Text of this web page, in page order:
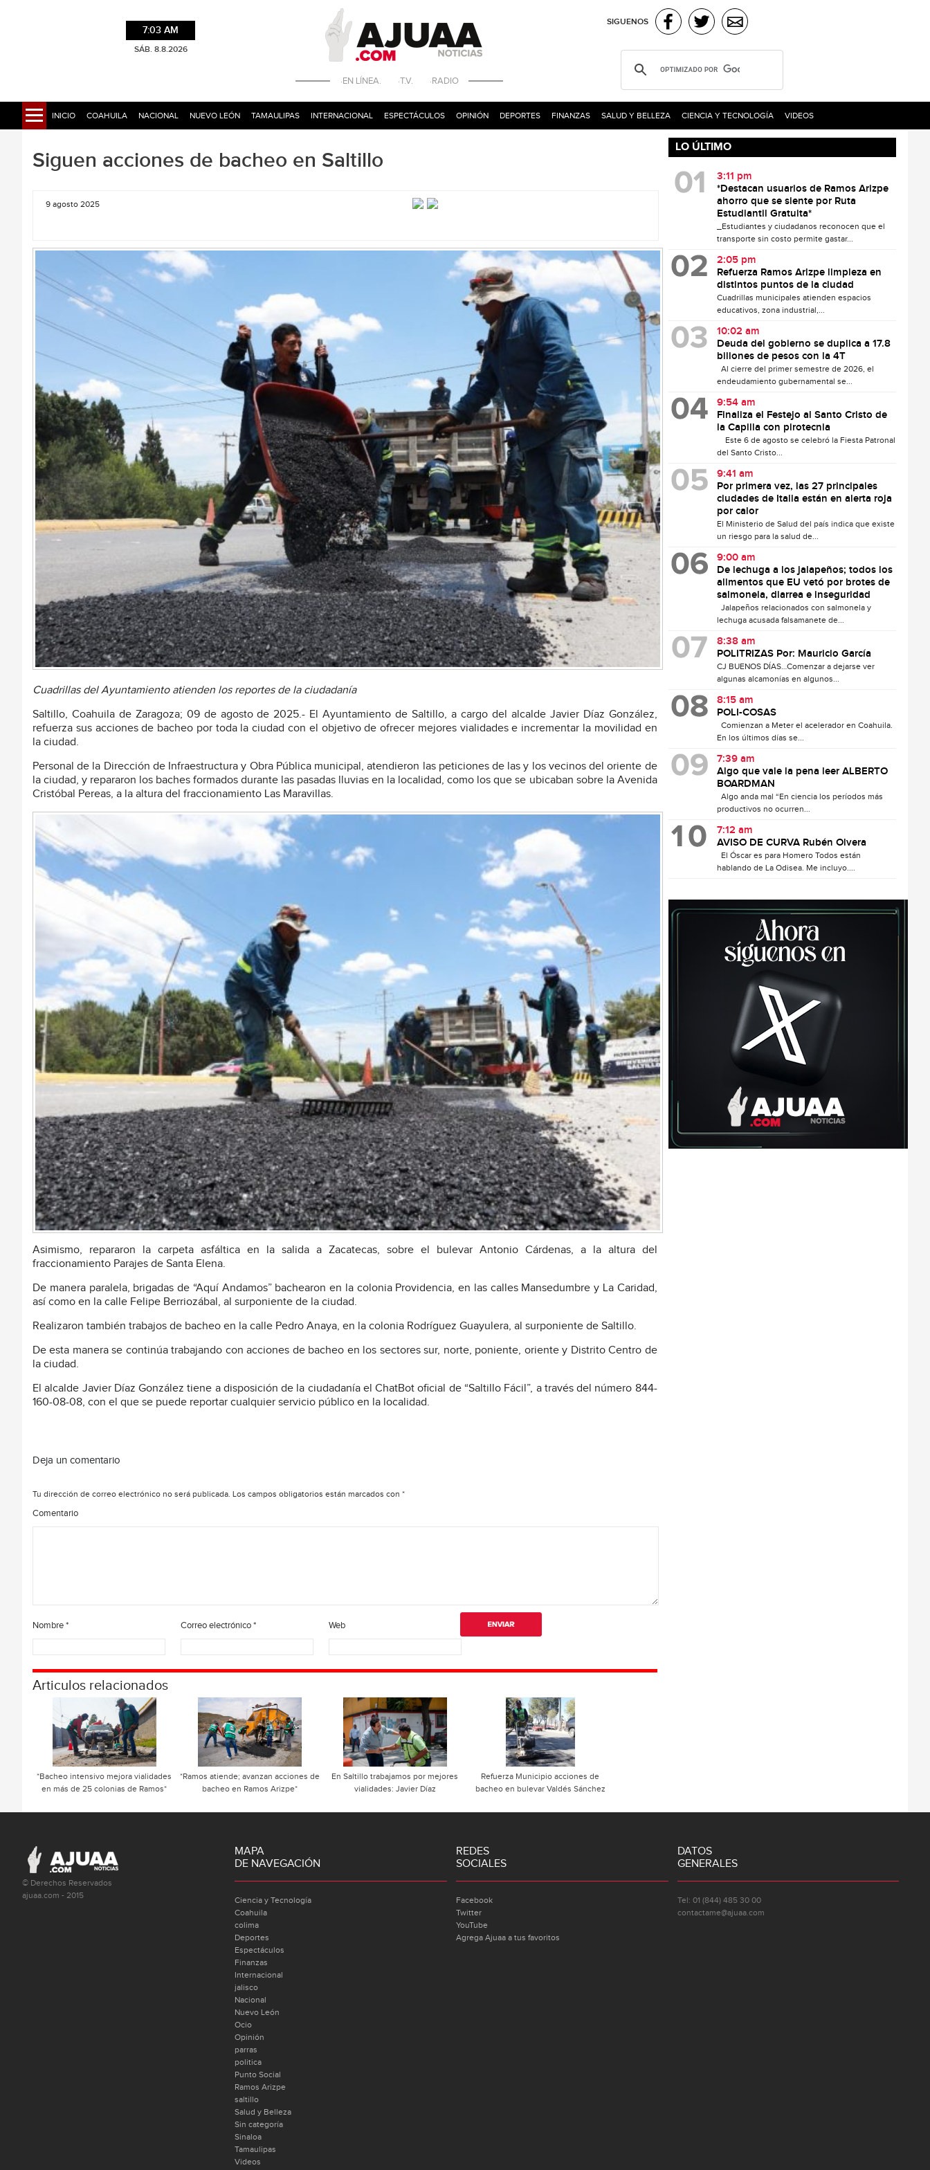
7:03 AM
SÁB. 8.8.2026
·EN LÍNEA. ·T.V. ·RADIO
SIGUENOS
INICIO COAHUILA NACIONAL NUEVO LEÓN TAMAULIPAS INTERNACIONAL ESPECTÁCULOS OPINIÓN DEPORTES FINANZAS SALUD Y BELLEZA CIENCIA Y TECNOLOGÍA VIDEOS
Siguen acciones de bacheo en Saltillo
9 agosto 2025
Cuadrillas del Ayuntamiento atienden los reportes de la ciudadanía
Saltillo, Coahuila de Zaragoza; 09 de agosto de 2025.- El Ayuntamiento de Saltillo, a cargo del alcalde Javier Díaz González,
refuerza sus acciones de bacheo por toda la ciudad con el objetivo de ofrecer mejores vialidades e incrementar la movilidad en
la ciudad.
Personal de la Dirección de Infraestructura y Obra Pública municipal, atendieron las peticiones de las y los vecinos del oriente de
la ciudad, y repararon los baches formados durante las pasadas lluvias en la localidad, como los que se ubicaban sobre la Avenida
Cristóbal Pereas, a la altura del fraccionamiento Las Maravillas.
Asimismo, repararon la carpeta asfáltica en la salida a Zacatecas, sobre el bulevar Antonio Cárdenas, a la altura del
fraccionamiento Parajes de Santa Elena.
De manera paralela, brigadas de “Aquí Andamos” bachearon en la colonia Providencia, en las calles Mansedumbre y La Caridad,
así como en la calle Felipe Berriozábal, al surponiente de la ciudad.
Realizaron también trabajos de bacheo en la calle Pedro Anaya, en la colonia Rodríguez Guayulera, al surponiente de Saltillo.
De esta manera se continúa trabajando con acciones de bacheo en los sectores sur, norte, poniente, oriente y Distrito Centro de
la ciudad.
El alcalde Javier Díaz González tiene a disposición de la ciudadanía el ChatBot oficial de “Saltillo Fácil”, a través del número 844-
160-08-08, con el que se puede reportar cualquier servicio público en la localidad.
Deja un comentario
Tu dirección de correo electrónico no será publicada. Los campos obligatorios están marcados con *
Comentario
Nombre* Correo electrónico* Web
Articulos relacionados
*Bacheo intensivo mejora vialidades
en más de 25 colonias de Ramos*
*Ramos atiende; avanzan acciones de
bacheo en Ramos Arizpe*
En Saltillo trabajamos por mejores
vialidades: Javier Díaz
Refuerza Municipio acciones de
bacheo en bulevar Valdés Sánchez
LO ÚLTIMO
3:11 pm
*Destacan usuarios de Ramos Arizpe
ahorro que se siente por Ruta
Estudiantil Gratuita*
_Estudiantes y ciudadanos reconocen que el
transporte sin costo permite gastar...
2:05 pm
Refuerza Ramos Arizpe limpieza en
distintos puntos de la ciudad
Cuadrillas municipales atienden espacios
educativos, zona industrial,...
10:02 am
Deuda del gobierno se duplica a 17.8
billones de pesos con la 4T
Al cierre del primer semestre de 2026, el
endeudamiento gubernamental se...
9:54 am
Finaliza el Festejo al Santo Cristo de
la Capilla con pirotecnia
Este 6 de agosto se celebró la Fiesta Patronal
del Santo Cristo...
9:41 am
Por primera vez, las 27 principales
ciudades de Italia están en alerta roja
por calor
El Ministerio de Salud del país indica que existe
un riesgo para la salud de...
9:00 am
De lechuga a los jalapeños; todos los
alimentos que EU vetó por brotes de
salmonela, diarrea e inseguridad
Jalapeños relacionados con salmonela y
lechuga acusada falsamanete de...
8:38 am
POLITRIZAS Por: Mauricio García
CJ BUENOS DÍAS…Comenzar a dejarse ver
algunas alcamonías en algunos...
8:15 am
POLI-COSAS
Comienzan a Meter el acelerador en Coahuila.
En los últimos días se...
7:39 am
Algo que vale la pena leer ALBERTO
BOARDMAN
Algo anda mal “En ciencia los períodos más
productivos no ocurren...
7:12 am
AVISO DE CURVA Rubén Olvera
El Óscar es para Homero Todos están
hablando de La Odisea. Me incluyo....
© Derechos Reservados
ajuaa.com - 2015
MAPA
DE NAVEGACIÓN
Ciencia y Tecnología
Coahuila
colima
Deportes
Espectáculos
Finanzas
Internacional
jalisco
Nacional
Nuevo León
Ocio
Opinión
parras
politica
Punto Social
Ramos Arizpe
saltillo
Salud y Belleza
Sin categoría
Sinaloa
Tamaulipas
Videos
REDES
SOCIALES
Facebook
Twitter
YouTube
Agrega Ajuaa a tus favoritos
DATOS
GENERALES
Tel: 01 (844) 485 30 00
contactame@ajuaa.com